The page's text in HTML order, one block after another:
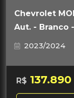
Chevrolet
Aut. - Branco
2023/2024
R$ 137.890